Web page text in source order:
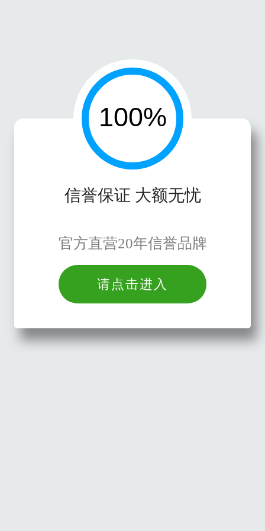
信誉保证 大额无忧
官方直营20年信誉品牌
请点击进入